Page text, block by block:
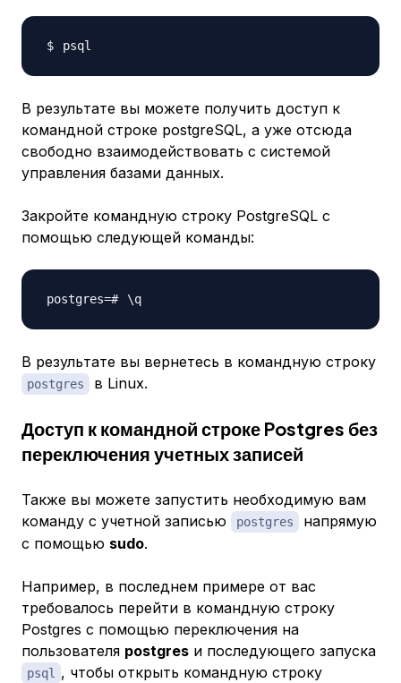
В результате вы можете получить доступ к
командной строке postgreSQL, а уже отсюда
свободно взаимодействовать с системой
управления базами данных.
Закройте командную строку PostgreSQL с
помощью следующей команды:
\
В результате вы вернетесь в командную строку
postgres в Linux.
Доступ к командной строке Postgres без
переключения учетных записей
Также вы можете запустить необходимую вам
команду с учетной записью
postgres
напрямую
с помощью sudo.
Например, в последнем примере от вас
требовалось перейти в командную строку
Postgres с помощью переключения на
пользователя postgres и последующего запуска
psql , чтобы открыть командную строку